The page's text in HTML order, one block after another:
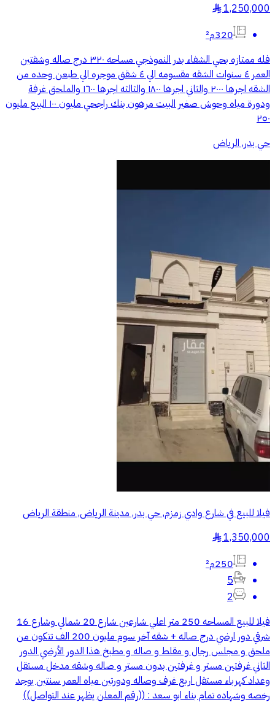
1,250,000
§
320م²
فله ممتازه بحي الشفاء بدر النموذجي مساحه ٣٢٠ درج صاله وشقتين
العمر ٤ سنوات الشقه مقسومه الي ٤ شقق موجره الي طبعن وحده من
الشقه اجرها ٢٠٠٠ والثاني اجرها ١٨٠٠ والثالثه اجرها ١٦٠٠ والملحق غرفة
ودورة مياه وحوش صغير البيت مرهون بنك راجحي مليون ١٠٠ البيع مليون
٢٥٠
حي بدر, الرياض
فيلا للبيع في شارع وادي زمزم, حي بدر, مدينة الرياض, منطقة الرياض
1,350,000
§
250م²
5
2
فيلا للبيع المساحه 250 متر اعلي شارعين شارع 20 شمالي وشارع 16
شرقي دور ارضي درج صاله + شقه آخر سوم مليون 200 الف تتكون من
ملحق و مجلس رجال و مقلط و صاله و مطبخ هذا الدور الأرضي الدور
الثاني غرفتين مستر و غرفتين بدون مستر و صاله وشقه مدخل مستقل
وعداد كهرباء مستقل اربع غرف وصاله ودورتين مياه العمر سنتين يوجد
رخصه وشهاده تمام بناء ابو سعد : ((رقم المعلن يظهر عند التواصل))